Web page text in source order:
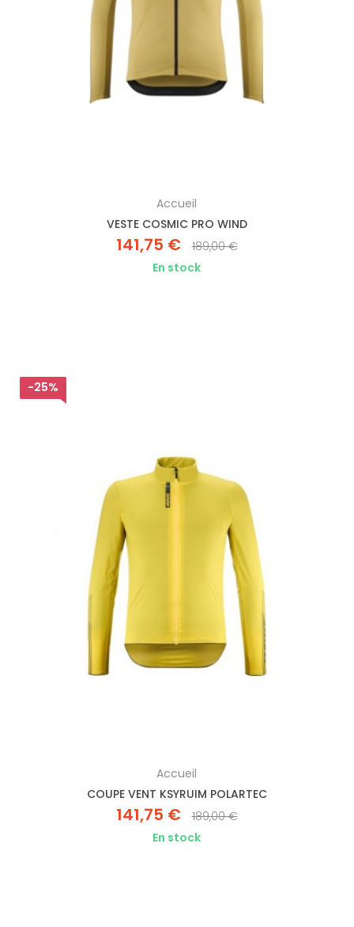
Accueil
VESTE COSMIC PRO WIND
141,75 €
189,00 €
En stock
-25%
Accueil
COUPE VENT KSYRUIM POLARTEC
141,75 €
189,00 €
En stock